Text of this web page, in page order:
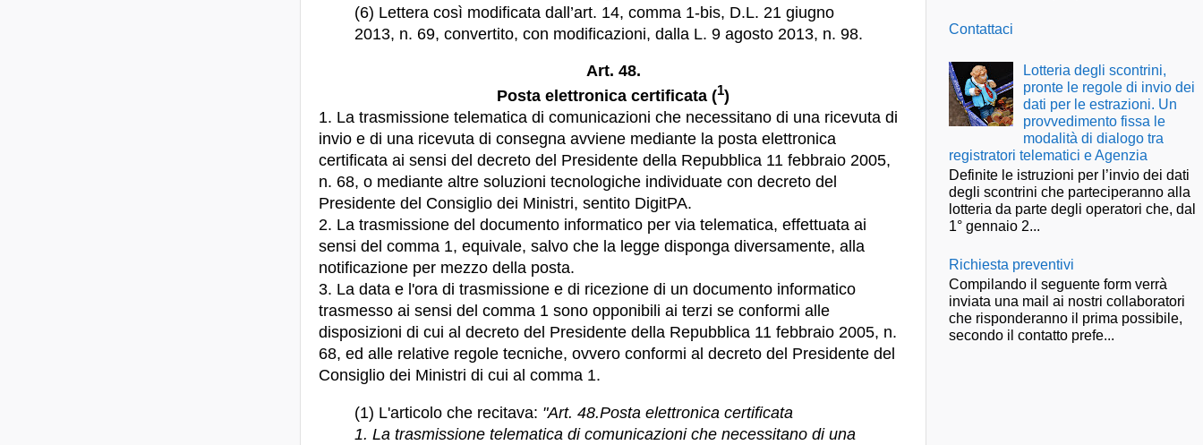
(6) Lettera così modificata dall’art. 14, comma 1-bis, D.L. 21 giugno
2013, n. 69, convertito, con modificazioni, dalla L. 9 agosto 2013, n. 98.
Art. 48.
Posta elettronica certificata (1)
1. La trasmissione telematica di comunicazioni che necessitano di una ricevuta di
invio e di una ricevuta di consegna avviene mediante la posta elettronica
certificata ai sensi del decreto del Presidente della Repubblica 11 febbraio 2005,
n. 68, o mediante altre soluzioni tecnologiche individuate con decreto del
Presidente del Consiglio dei Ministri, sentito DigitPA.
2. La trasmissione del documento informatico per via telematica, effettuata ai
sensi del comma 1, equivale, salvo che la legge disponga diversamente, alla
notificazione per mezzo della posta.
3. La data e l'ora di trasmissione e di ricezione di un documento informatico
trasmesso ai sensi del comma 1 sono opponibili ai terzi se conformi alle
disposizioni di cui al decreto del Presidente della Repubblica 11 febbraio 2005, n.
68, ed alle relative regole tecniche, ovvero conformi al decreto del Presidente del
Consiglio dei Ministri di cui al comma 1.
(1) L'articolo che recitava: "Art. 48.Posta elettronica certificata
1. La trasmissione telematica di comunicazioni che necessitano di una
Contattaci
Lotteria degli scontrini,
pronte le regole di invio dei
dati per le estrazioni. Un
provvedimento fissa le
modalità di dialogo tra
registratori telematici e Agenzia
Definite le istruzioni per l’invio dei dati
degli scontrini che parteciperanno alla
lotteria da parte degli operatori che, dal
1° gennaio 2...
Richiesta preventivi
Compilando il seguente form verrà
inviata una mail ai nostri collaboratori
che risponderanno il prima possibile,
secondo il contatto prefe...